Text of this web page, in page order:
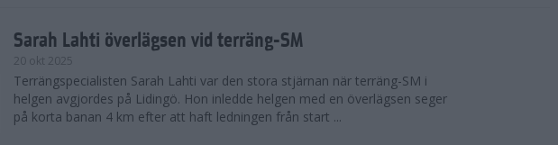
Sarah Lahti överlägsen vid terräng-SM
20 okt 2025
Terrängspecialisten Sarah Lahti var den stora stjärnan när terräng-SM i
helgen avgjordes på Lidingö. Hon inledde helgen med en överlägsen seger
på korta banan 4 km efter att haft ledningen från start ...